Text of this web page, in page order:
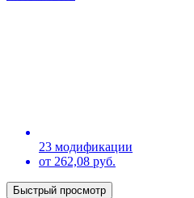
23 модификации
от 262,08 руб.
Быстрый просмотр